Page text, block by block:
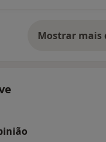
Mostrar mais